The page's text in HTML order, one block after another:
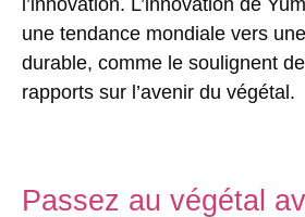
l’innovation. L’innovation de
une tendance mondiale vers
durable, comme le soulignent
rapports sur l’avenir du végétal.
Passez au végétal